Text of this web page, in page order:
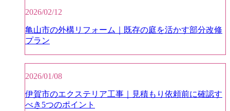
2026/02/12
亀山市の外構リフォーム｜既存の庭を活かす部分改修
プラン
2026/01/08
伊賀市のエクステリア工事｜見積もり依頼前に確認す
べき5つのポイント